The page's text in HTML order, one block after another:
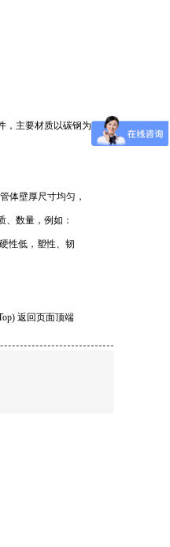
，主要材质以碳钢为
体壁厚尺寸均匀，
数量，例如：
性低，塑性、韧
返回页面顶端